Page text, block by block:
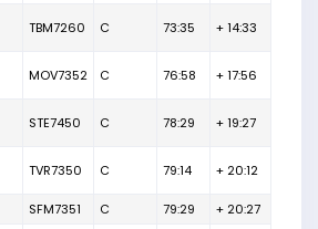
TBM7260 C 73:35 + 14:33
MOV7352 C 76:58 + 17:56
STE7450 C 78:29 + 19:27
TVR7350 C 79:14 + 20:12
SFM7351 C 79:29 + 20:27